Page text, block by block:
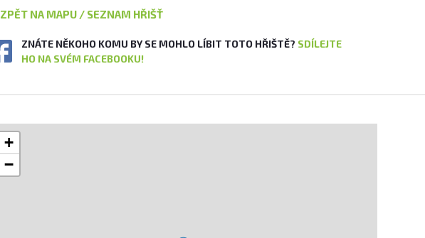
ZPĚT NA MAPU / SEZNAM HŘIŠŤ
ZNÁTE NĚKOHO KOMU BY SE MOHLO LÍBIT TOTO HŘIŠTĚ? SDÍLEJTE
HO NA SVÉM FACEBOOKU!
+
−